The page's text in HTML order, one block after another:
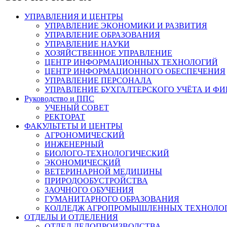
УПРАВЛЕНИЯ И ЦЕНТРЫ
УПРАВЛЕНИЕ ЭКОНОМИКИ И РАЗВИТИЯ
УПРАВЛЕНИЕ ОБРАЗОВАНИЯ
УПРАВЛЕНИЕ НАУКИ
ХОЗЯЙСТВЕННОЕ УПРАВЛЕНИЕ
ЦЕНТР ИНФОРМАЦИОННЫХ ТЕХНОЛОГИЙ
ЦЕНТР ИНФОРМАЦИОННОГО ОБЕСПЕЧЕНИЯ
УПРАВЛЕНИЕ ПЕРСОНАЛА
УПРАВЛЕНИЕ БУХГАЛТЕРСКОГО УЧЁТА И
Руководство и ППС
УЧЕНЫЙ СОВЕТ
РЕКТОРАТ
ФАКУЛЬТЕТЫ И ЦЕНТРЫ
АГРОНОМИЧЕСКИЙ
ИНЖЕНЕРНЫЙ
БИОЛОГО-ТЕХНОЛОГИЧЕСКИЙ
ЭКОНОМИЧЕСКИЙ
ВЕТЕРИНАРНОЙ МЕДИЦИНЫ
ПРИРОДООБУСТРОЙСТВА
ЗАОЧНОГО ОБУЧЕНИЯ
ГУМАНИТАРНОГО ОБРАЗОВАНИЯ
КОЛЛЕДЖ АГРОПРОМЫШЛЕННЫХ
ОТДЕЛЫ И ОТДЕЛЕНИЯ